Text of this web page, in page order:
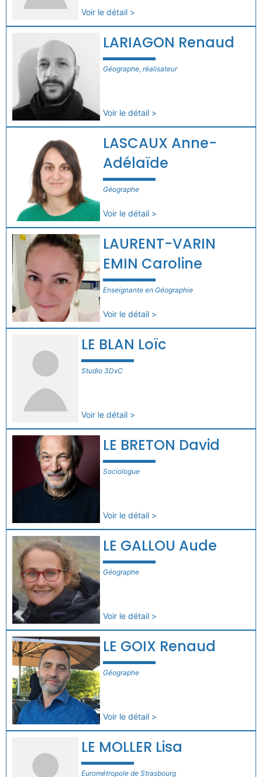
Voir le détail >
LARIAGON Renaud
Géographe, réalisateur
Voir le détail >
LASCAUX Anne-
Adélaïde
Géographe
Voir le détail >
LAURENT-VARIN
EMIN Caroline
Enseignante en Géographie
Voir le détail >
LE BLAN Loïc
Studio 3DxC
Voir le détail >
LE BRETON David
Sociologue
Voir le détail >
LE GALLOU Aude
Géographe
Voir le détail >
LE GOIX Renaud
Géographe
Voir le détail >
LE MOLLER Lisa
Eurométropole de Strasbourg